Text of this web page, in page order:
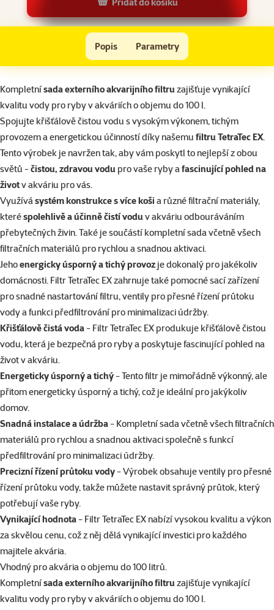
Filtr TetraTec EX 500 Plus vnější, 910l/h
Popis Parametry
Na začátek stránky
superzoo.product.detail.content
Kompletnísada externího akvarijního filtruzajišťuje vynikající
kvalitu vody pro ryby v akváriích o objemu do 100 l.
Spojujte křišťálově čistou vodu s vysokým výkonem, tichým
provozem a energetickou účinností díky našemu filtru TetraTec EX.
Tento výrobek je navržen tak, aby vám poskytl to nejlepší z obou
světů -čistou, zdravou vodu pro vaše ryby afascinující pohled na
životv akváriu pro vás.
Využívásystém konstrukce s více koši a různé filtrační materiály,
kteréspolehlivě a účinně čistí voduv akváriu odbouráváním
přebytečných živin. Také je součástí kompletní sada včetně všech
filtračních materiálů pro rychlou a snadnou aktivaci.
Jehoenergicky úsporný a tichý provozje dokonalý pro jakékoliv
domácnosti. Filtr TetraTec EX zahrnuje také pomocné sací zařízení
pro snadné nastartování filtru, ventily pro přesné řízení průtoku
vody a funkci předfiltrování pro minimalizaci údržby.
Křišťálově čistá voda- Filtr TetraTec EX produkuje křišťálově čistou
vodu, která je bezpečná pro ryby a poskytuje fascinující pohled na
život v akváriu.
Energeticky úsporný a tichý- Tento filtr je mimořádně výkonný, ale
přitom energeticky úsporný a tichý, což je ideální pro jakýkoliv
domov.
Snadná instalace a údržba- Kompletní sada včetně všech filtračních
materiálů pro rychlou a snadnou aktivaci společně s funkcí
předfiltrování pro minimalizaci údržby.
Precizní řízení průtoku vody- Výrobek obsahuje ventily pro přesné
řízení průtoku vody, takže můžete nastavit správný průtok, který
potřebují vaše ryby.
Vynikající hodnota- Filtr TetraTec EX nabízí vysokou kvalitu a výkon
za skvělou cenu, což z něj dělá vynikající investici pro každého
majitele akvária.
Vhodný pro akvária o objemu do 100 litrů.
Kompletnísada externího akvarijního filtruzajišťuje vynikající
kvalitu vody pro ryby v akváriích o objemu do 100 l.